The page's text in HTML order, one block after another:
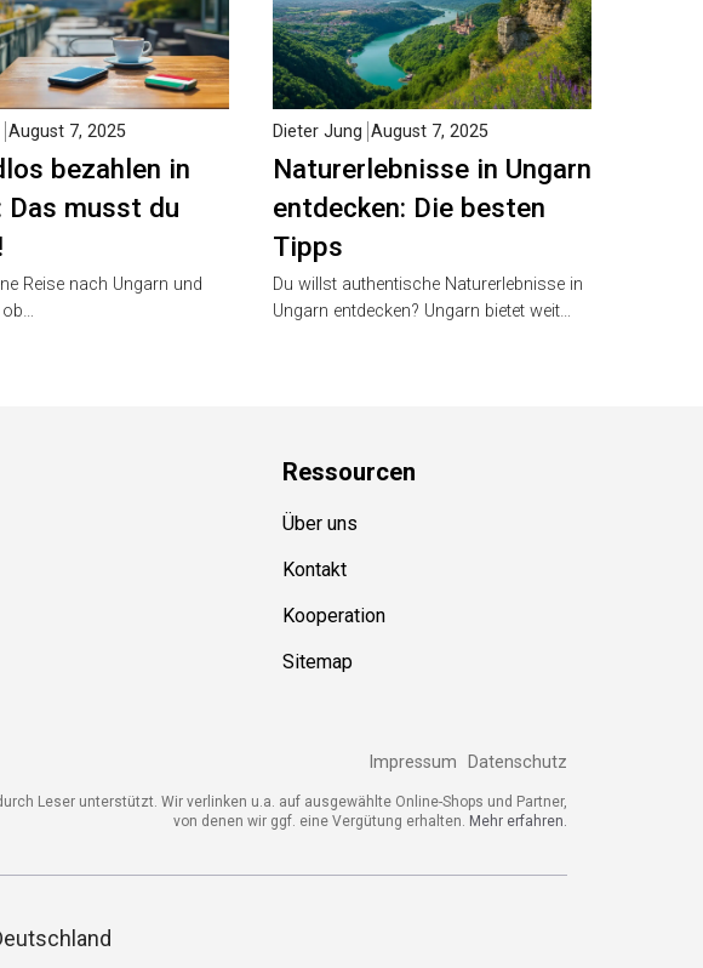
bezahlen in
Das musst du
August 7, 2025
Reise nach Ungarn und
Naturerlebnisse in Ungarn
entdecken: Die besten
Tipps
Dieter Jung August 7, 2025
Du willst authentische Naturerlebnisse in
Ungarn entdecken? Ungarn bietet weit…
Ressourcen
Über uns
Kontakt
Kooperation
Sitemap
Impressum Datenschutz
Leser unterstützt. Wir verlinken u.a. auf ausgewählte Online-Shops und Partner,
von denen wir ggf. eine Vergütung erhalten. Mehr erfahren.